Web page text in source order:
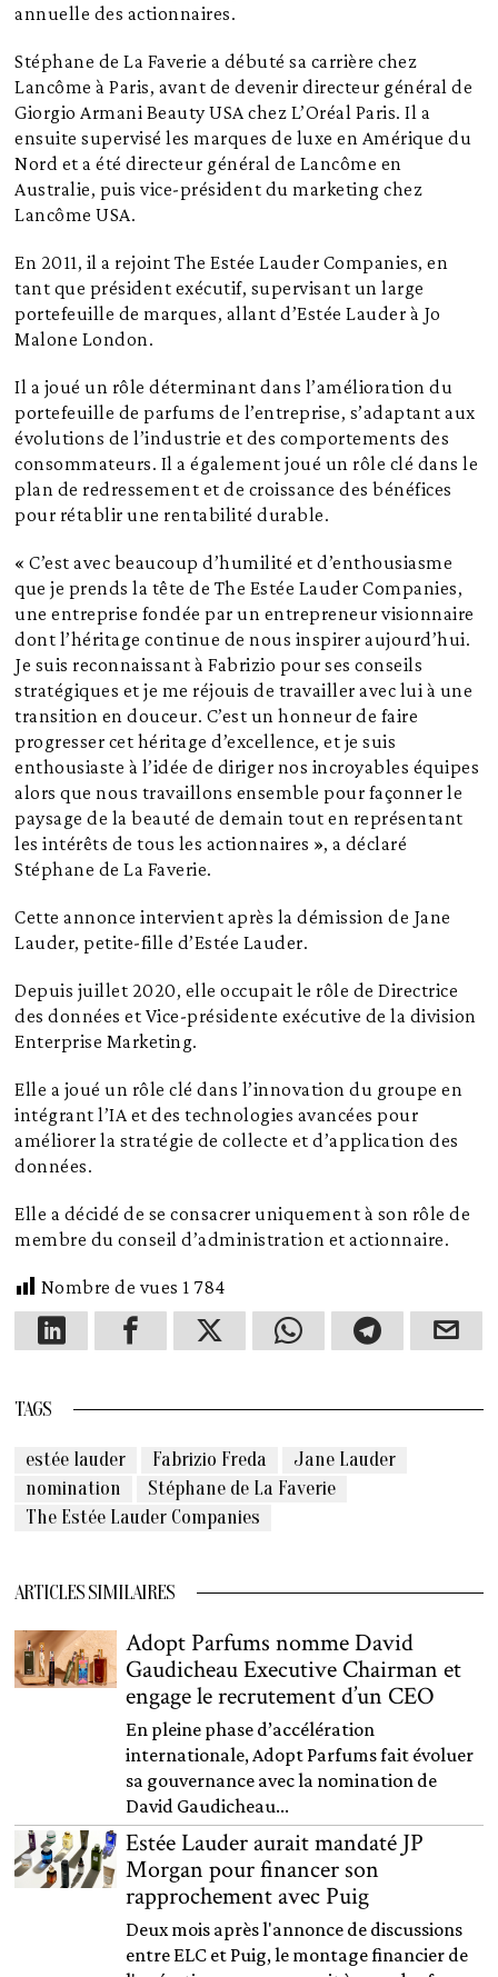
annuelle des actionnaires.
Stéphane de La Faverie a débuté sa carrière chez
Lancôme à Paris, avant de devenir directeur général de
Giorgio Armani Beauty USA chez L’Oréal Paris. Il a
ensuite supervisé les marques de luxe en Amérique du
Nord et a été directeur général de Lancôme en
Australie, puis vice-président du marketing chez
Lancôme USA.
En 2011, il a rejoint The Estée Lauder Companies, en
tant que président exécutif, supervisant un large
portefeuille de marques, allant d’Estée Lauder à Jo
Malone London.
Il a joué un rôle déterminant dans l’amélioration du
portefeuille de parfums de l’entreprise, s’adaptant aux
évolutions de l’industrie et des comportements des
consommateurs. Il a également joué un rôle clé dans le
plan de redressement et de croissance des bénéfices
pour rétablir une rentabilité durable.
« C’est avec beaucoup d’humilité et d’enthousiasme
que je prends la tête de The Estée Lauder Companies,
une entreprise fondée par un entrepreneur visionnaire
dont l’héritage continue de nous inspirer aujourd’hui.
Je suis reconnaissant à Fabrizio pour ses conseils
stratégiques et je me réjouis de travailler avec lui à une
transition en douceur. C’est un honneur de faire
progresser cet héritage d’excellence, et je suis
enthousiaste à l’idée de diriger nos incroyables équipes
alors que nous travaillons ensemble pour façonner le
paysage de la beauté de demain tout en représentant
les intérêts de tous les actionnaires », a déclaré
Stéphane de La Faverie.
Cette annonce intervient après la démission de Jane
Lauder, petite-fille d’Estée Lauder.
Depuis juillet 2020, elle occupait le rôle de Directrice
des données et Vice-présidente exécutive de la division
Enterprise Marketing.
Elle a joué un rôle clé dans l’innovation du groupe en
intégrant l’IA et des technologies avancées pour
améliorer la stratégie de collecte et d’application des
données.
Elle a décidé de se consacrer uniquement à son rôle de
membre du conseil d’administration et actionnaire.
Nombre de vues 1 784
TAGS
estée lauder Fabrizio Freda
Jane Lauder
nomination
Stéphane de La Faverie
The Estée Lauder Companies
ARTICLES SIMILAIRES
Adopt Parfums nomme David
Gaudicheau Executive Chairman et
engage le recrutement d’un CEO
En pleine phase d’accélération
internationale, Adopt Parfums fait évoluer
sa gouvernance avec la nomination de
David Gaudicheau...
Estée Lauder aurait mandaté JP
Morgan pour financer son
rapprochement avec Puig
Deux mois après l'annonce de discussions
entre ELC et Puig, le montage financier de